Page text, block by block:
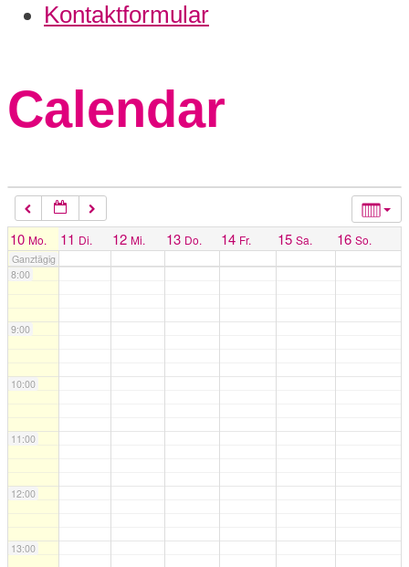
Kontaktformular
Calendar
10 Mo. 11 Di. 12 Mi. 13 Do. 14 Fr. 15 Sa. 16 So.
Ganztägig
5:00
7:00
8:00
9:00
10:00
11:00
12:00
13:00